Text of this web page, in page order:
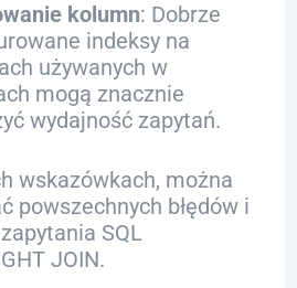
kolumn: Dobrze
indeksy na
używanych w
mogą znacznie
wydajność zapytań.
wskazówkach, można
powszechnych błędów i
SQL
JOIN.